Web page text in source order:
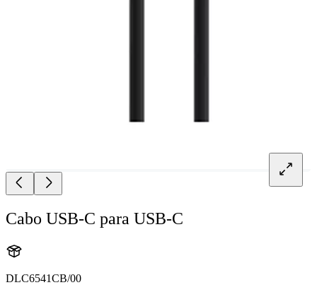
Cabo USB-C para USB-C
DLC6541CB/00